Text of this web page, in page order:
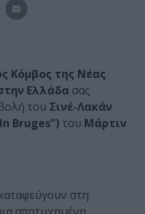
Κόμβος της Νέας
Ελλάδα σας
του Σινέ-Λακάν
Bruges”) του Μάρτιν
στη